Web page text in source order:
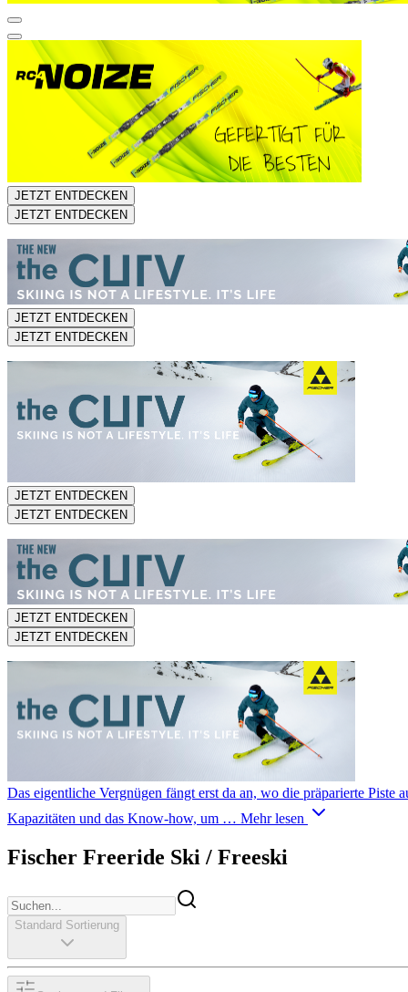
JETZT ENTDECKEN
JETZT ENTDECKEN
JETZT ENTDECKEN
JETZT ENTDECKEN
JETZT ENTDECKEN
JETZT ENTDECKEN
JETZT ENTDECKEN
JETZT ENTDECKEN
Das eigentliche Vergnügen fängt erst da an, wo die präparierte
Kapazitäten und das Know-how, um … Mehr lesen
Fischer Freeride Ski / Freeski
Standard Sortierung